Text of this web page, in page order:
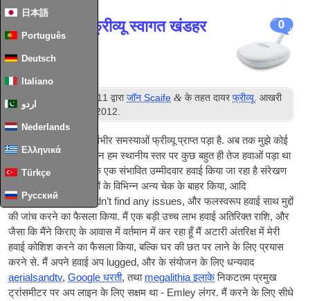
日本語
Português
Deutsch
Italiano
اردو
Nederlands
Ελληνικά
Türkçe
Русский
0
टूटी Fonera फ्रीव्यू स्वागत खंडहर
प्रकाशित दिसंबर 2011 द्वाराजॉन Scaife & के तहत दायरफ्रीव्यू. आखरी
अपडेट
2012.
पिछले के लिए 3 दिनों मैं गंभीर समस्याओं फ्रीव्यू प्राप्त पड़ा है. अब तक मुझे कोई
समस्या नहीं मिला है, लेकिन हम स्थानीय स्तर पर कुछ बहुत ही तेज हवाओं पड़ा था
के रूप में, मैंने सोचा था कि एक संभावित उम्मीदवार हवाई किया जा रहा है संरेखण
बंद खटखटाया था. मैं तारों के विभिन्न अन्य चेक के बाहर किया, आदि
एम्पलीफायरों. and could­n’t find any issues, और फलस्वरूप हवाई साथ मुद्दों
की जांच करने का फैसला किया. मैं एक बड़ी उच्च लाभ हवाई अतिरिक्त राशि, और
जैसा कि मैंने किराए के आवास में वर्तमान में कर रहा हूँ मैं अटारी अंतरिक्ष में मेरी
हवाई कोशिश करने का फैसला किया, बल्कि घर की छत पर लाने के लिए प्रयास
करने से. मैं अपने हवाई अप lugged, और के संयोजन के लिए धन्यवाद
aerialsandtv,Google धरती, तथा megalithia इलाकेनिकटतम प्रमुख
ट्रांसमीटर पर अप लाइन के लिए सक्षम था - Emley लंगर. मैं करने के लिए सीधे